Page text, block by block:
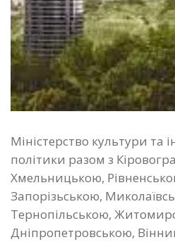
Міністерство культури та
політики разом з
Хмельницькою,
Запорізьською,
Тернопільською,
Дніпропетровською,